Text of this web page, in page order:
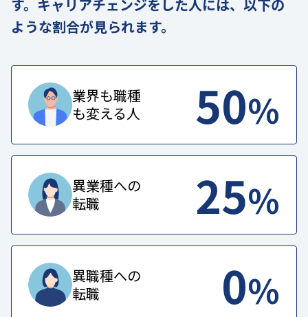
す。キャリアチェンジをした人には、以下の
ような割合が見られます。
業界も職種
も変える人
50%
異業種への
転職
25%
異職種への
転職
0%